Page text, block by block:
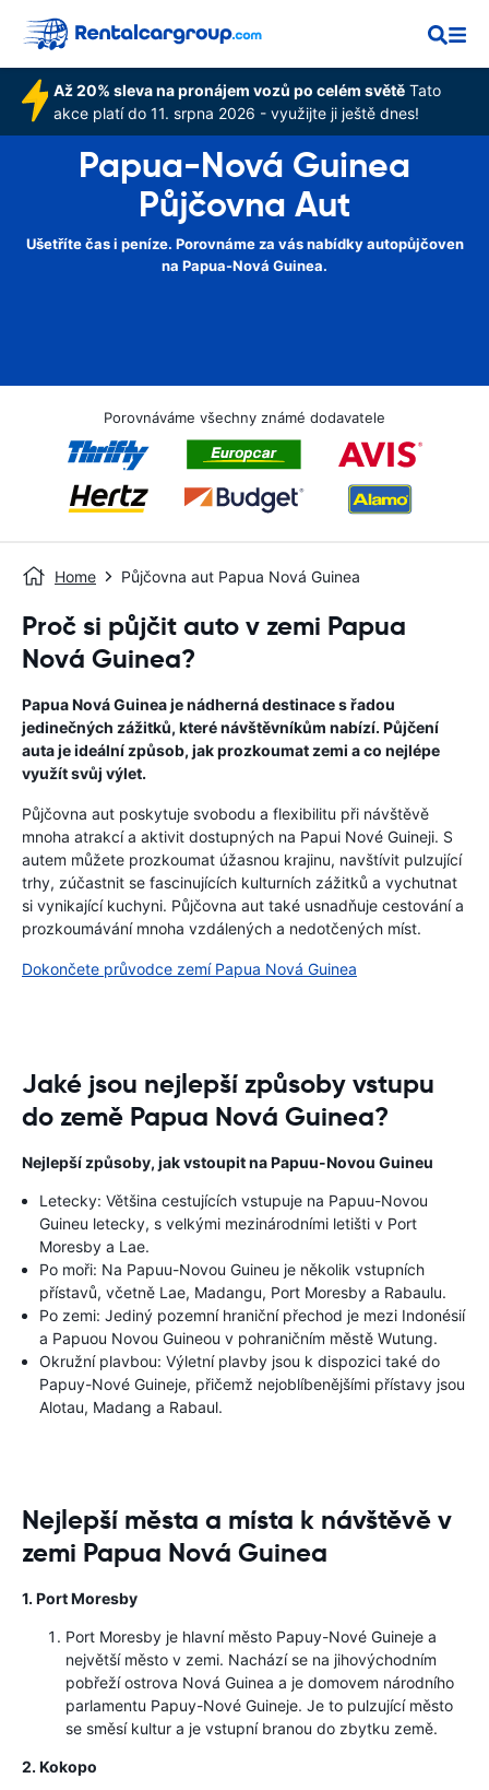
Až 20% sleva na pronájem vozů po celém světě Tato
akce platí do 11. srpna 2026 - využijte ji ještě dnes!
Papua-Nová Guinea
Půjčovna Aut
Ušetříte čas i peníze. Porovnáme za vás nabídky autopůjčoven
na Papua-Nová Guinea.
Porovnáváme všechny známé dodavatele
Home Půjčovna aut Papua Nová Guinea
Proč si půjčit auto v zemi Papua
Nová Guinea?
Papua Nová Guinea je nádherná destinace s řadou
jedinečných zážitků, které návštěvníkům nabízí. Půjčení
auta je ideální způsob, jak prozkoumat zemi a co nejlépe
využít svůj výlet.
Půjčovna aut poskytuje svobodu a flexibilitu při návštěvě
mnoha atrakcí a aktivit dostupných na Papui Nové Guineji. S
autem můžete prozkoumat úžasnou krajinu, navštívit pulzující
trhy, zúčastnit se fascinujících kulturních zážitků a vychutnat
si vynikající kuchyni. Půjčovna aut také usnadňuje cestování a
prozkoumávání mnoha vzdálených a nedotčených míst.
Dokončete průvodce zemí Papua Nová Guinea
Jaké jsou nejlepší způsoby vstupu
do země Papua Nová Guinea?
Nejlepší způsoby, jak vstoupit na Papuu-Novou Guineu
Letecky: Většina cestujících vstupuje na Papuu-Novou
Guineu letecky, s velkými mezinárodními letišti v Port
Moresby a Lae.
Po moři: Na Papuu-Novou Guineu je několik vstupních
přístavů, včetně Lae, Madangu, Port Moresby a Rabaulu.
Po zemi: Jediný pozemní hraniční přechod je mezi Indonésií
a Papuou Novou Guineou v pohraničním městě Wutung.
Okružní plavbou: Výletní plavby jsou k dispozici také do
Papuy-Nové Guineje, přičemž nejoblíbenějšími přístavy jsou
Alotau, Madang a Rabaul.
Nejlepší města a místa k návštěvě v
zemi Papua Nová Guinea
1. Port Moresby
Port Moresby je hlavní město Papuy-Nové Guineje a
největší město v zemi. Nachází se na jihovýchodním
pobřeží ostrova Nová Guinea a je domovem národního
parlamentu Papuy-Nové Guineje. Je to pulzující město
se směsí kultur a je vstupní branou do zbytku země.
2. Kokopo